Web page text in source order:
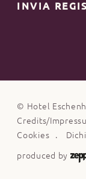
INVIA
© Hotel
Credits/
Cookies
produced by